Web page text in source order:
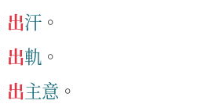
出汗 。
出軌 。
出主意 。